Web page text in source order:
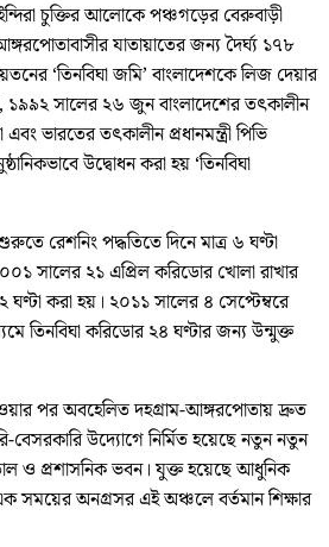
চুক্তির আলোকে পঞ্চগড়ের বেরুবাড়ী
যাতায়াতের জন্য দৈর্ঘ্য ১৭৮
‘তিনবিঘা জমি’ বাংলাদেশকে লিজ দেয়ার
১৯৯২ সালের ২৬ জুন বাংলাদেশের তৎকালীন
এবং ভারতের তৎকালীন প্রধানমন্ত্রী পিভি
উদ্বোধন করা হয় ‘তিনবিঘা
রেশনিং পদ্ধতিতে দিনে মাত্র ৬ ঘণ্টা
সালের ২১ এপ্রিল করিডোর খোলা রাখার
করা হয়। ২০১১ সালের ৪ সেপ্টেম্বরে
তিনবিঘা করিডোর ২৪ ঘণ্টার জন্য উন্মুক্ত
পর অবহেলিত দহগ্রাম-আঙ্গরপোতায় দ্রুত
বেসরকারি উদ্যোগে নির্মিত হয়েছে নতুন নতুন
ও প্রশাসনিক ভবন। যুক্ত হয়েছে আধুনিক
সময়ের অনগ্রসর এই অঞ্চলে বর্তমান শিক্ষার